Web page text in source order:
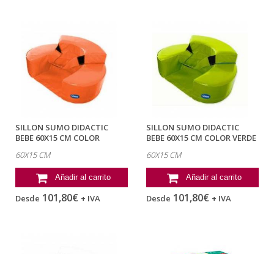
SILLON SUMO DIDACTIC
BEBE 60X15 CM COLOR
60X15 CM
Añadir al carrito
Desde 101,80€ + IVA
SILLON SUMO DIDACTIC
BEBE 60X15 CM COLOR VERDE
60X15 CM
Añadir al carrito
Desde 101,80€ + IVA